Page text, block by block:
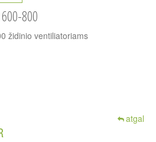
600-800
židinio ventiliatoriams
atgal